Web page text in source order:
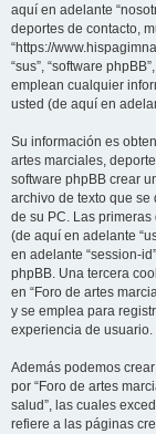
aquí en adelante
deportes de contacto,
“https://
“sus”, “software
emplean cualquier
usted (de aquí en
Su información es
artes marciales,
software phpBB crear
archivo de texto que
de su PC. Las
(de aquí en adelante
en adelante “session-
phpBB. Una tercera
en “Foro de artes
y se emplea para
experiencia de usuario.
Además podemos
por “Foro de artes
salud”, las cuales
refiere a las páginas